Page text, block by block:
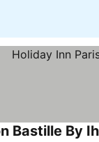
Bastille By